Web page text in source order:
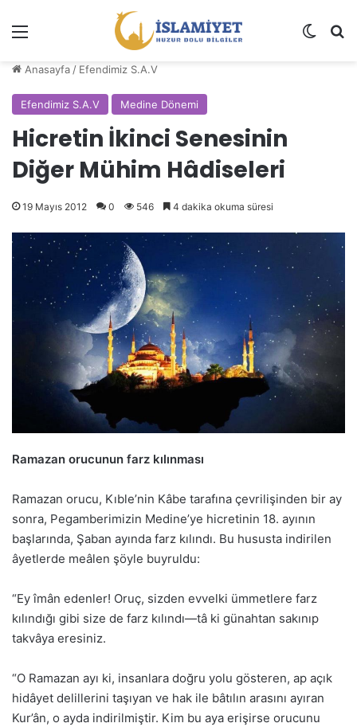
Dış
Anasayfa / Efendimiz S.A.V
Efendimiz S.A.V Medine Dönemi
Hicretin İkinci Senesinin
Diğer Mühim Hâdiseleri
19 Mayıs 2012 0 546 4 dakika okuma süresi
Ramazan orucunun farz kılınması
Ramazan orucu, Kıble’nin Kâbe tarafına çevrilişinden bir ay
sonra, Pegamberimizin Medine’ye hicretinin 18. ayının
başlarında, Şaban ayında farz kılındı. Bu hususta indirilen
âyetlerde meâlen şöyle buyruldu:
“Ey îmân edenler! Oruç, sizden evvelki ümmetlere farz
kılındığı gibi size de farz kılındı—tâ ki günahtan sakınıp
takvâya eresiniz.
“O Ramazan ayı ki, insanlara doğru yolu gösteren, ap açık
hidâyet delillerini taşıyan ve hak ile bâtılın arasını ayıran
Kur’ân, o ayda indirilmiştir. Kim bu aya erişirse orucunu